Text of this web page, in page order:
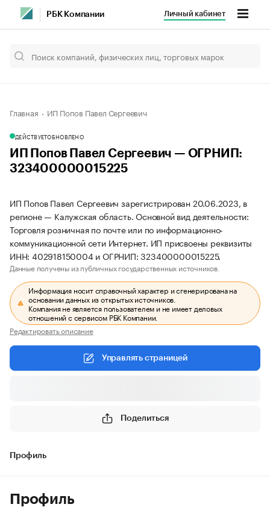
РБК Компании Личный кабинет
Главная ИП Попов Павел Сергеевич
ДЕЙСТВУЕТОБНОВЛЕНО
ИП Попов Павел Сергеевич — ОГРНИП:
323400000015225
ИП Попов Павел Сергеевич зарегистрирован 20.06.2023, в
регионе — Калужская область. Основной вид деятельности:
Торговля розничная по почте или по информационно-
коммуникационной сети Интернет. ИП присвоены реквизиты
ИНН: 402918150004 и ОГРНИП: 323400000015225.
Данные получены из публичных государственных источников.
Информация носит справочный характер и сгенерирована на
основании данных из открытых источников.
Компания не является пользователем и не имеет деловых
отношений с сервисом РБК Компании.
Редактировать описание
Управлять страницей
Поделиться
Профиль
Профиль